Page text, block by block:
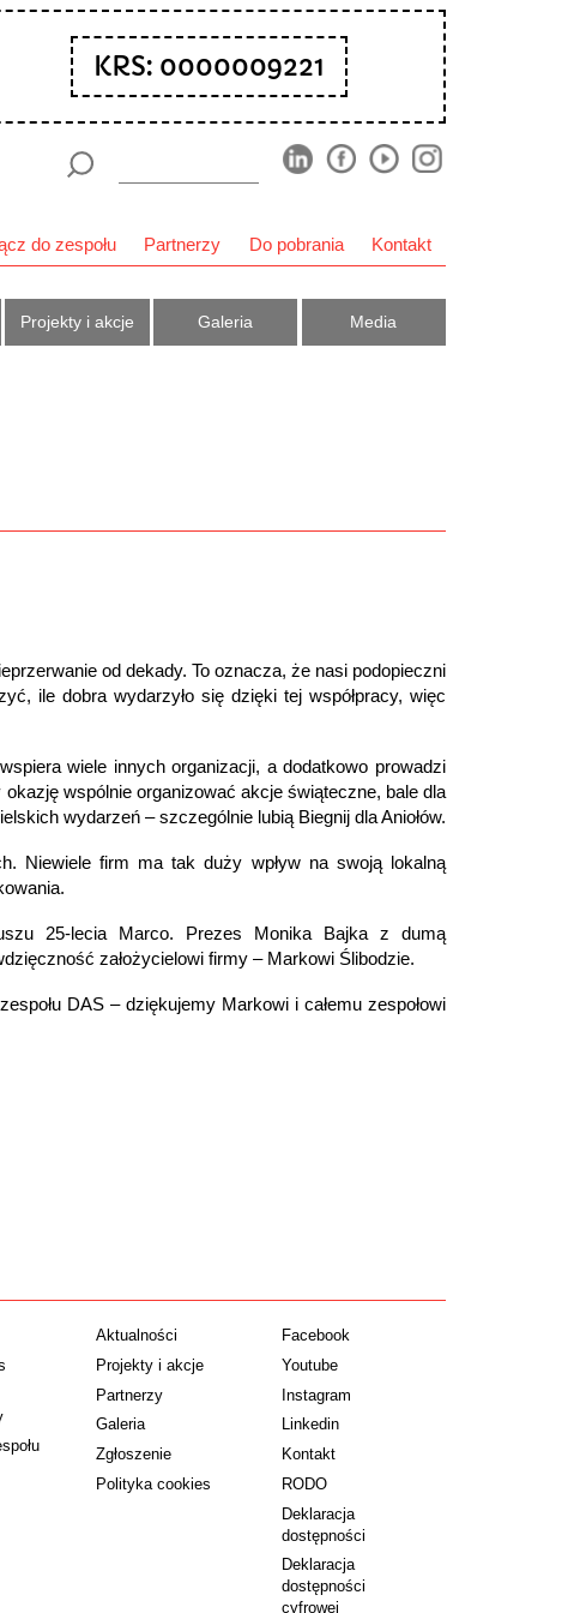
KRS: 0000009221
do zespołu Partnerzy Do pobrania Kontakt
Projekty i akcje Galeria Media
od dekady. To oznacza, że nasi podopieczni
ile dobra wydarzyło się dzięki tej współpracy, więc
wiele innych organizacji, a dodatkowo prowadzi
wspólnie organizować akcje świąteczne, bale dla
wydarzeń – szczególnie lubią Biegnij dla Aniołów.
Niewiele firm ma tak duży wpływ na swoją lokalną
25-lecia Marco. Prezes Monika Bajka z dumą
założycielowi firmy – Markowi Ślibodzie.
DAS – dziękujemy Markowi i całemu zespołowi
Aktualności
Projekty i akcje
Partnerzy
Galeria
Zgłoszenie
Polityka cookies
Facebook
Youtube
Instagram
Linkedin
Kontakt
RODO
Deklaracja
dostępności
Deklaracja
dostępności
cyfrowej